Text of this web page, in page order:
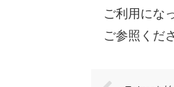
ご利用にな
ご参照くだ